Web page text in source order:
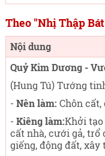
Theo "Nhị Thập
Nội dung
Quỷ Kim Dương -
(Hung Tú) Tướng
- Nên làm: Chôn cất,
- Kiêng làm:Khởi
cất nhà, cưới gả, trổ
giếng, động đất,